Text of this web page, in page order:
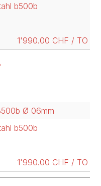
b500b
1'990.00 CHF / TO
Ø 06mm
b500b
1'990.00 CHF / TO